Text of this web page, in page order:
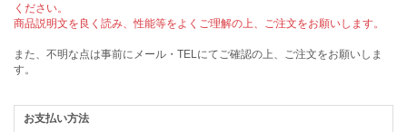
ください。
商品説明文を良く読み、性能等をよくご理解の上、ご注文をお願いします。
また、不明な点は事前にメール・TELにてご確認の上、ご注文をお願いしま
す。
お支払い方法